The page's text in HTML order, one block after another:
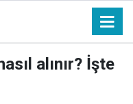
alınır? İşte